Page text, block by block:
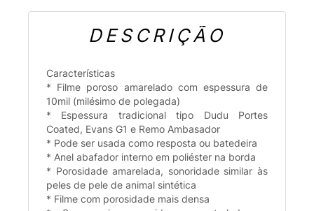
DESCRIÇÃO
Características
* Filme poroso amarelado com espessura de
10mil (milésimo de polegada)
* Espessura tradicional tipo Dudu Portes
Coated, Evans G1 e Remo Ambasador
* Pode ser usada como resposta ou batedeira
* Anel abafador interno em poliéster na borda
* Porosidade amarelada, sonoridade similar às
peles de pele de animal sintética
* Filme com porosidade mais densa